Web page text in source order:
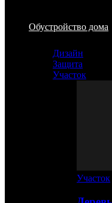
Обустройство дома
Дизайн
Защита
Участок
Участок